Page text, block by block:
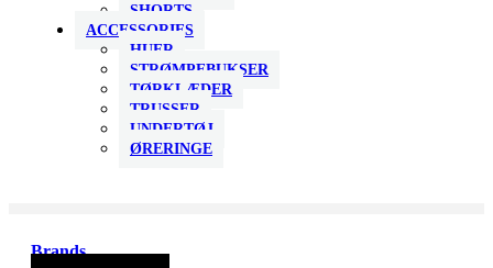
SHORTS
ACCESSORIES
HUER
STRØMPEBUKSER
TØRKLÆDER
TRUSSER
UNDERTØJ
ØRERINGE
Brands